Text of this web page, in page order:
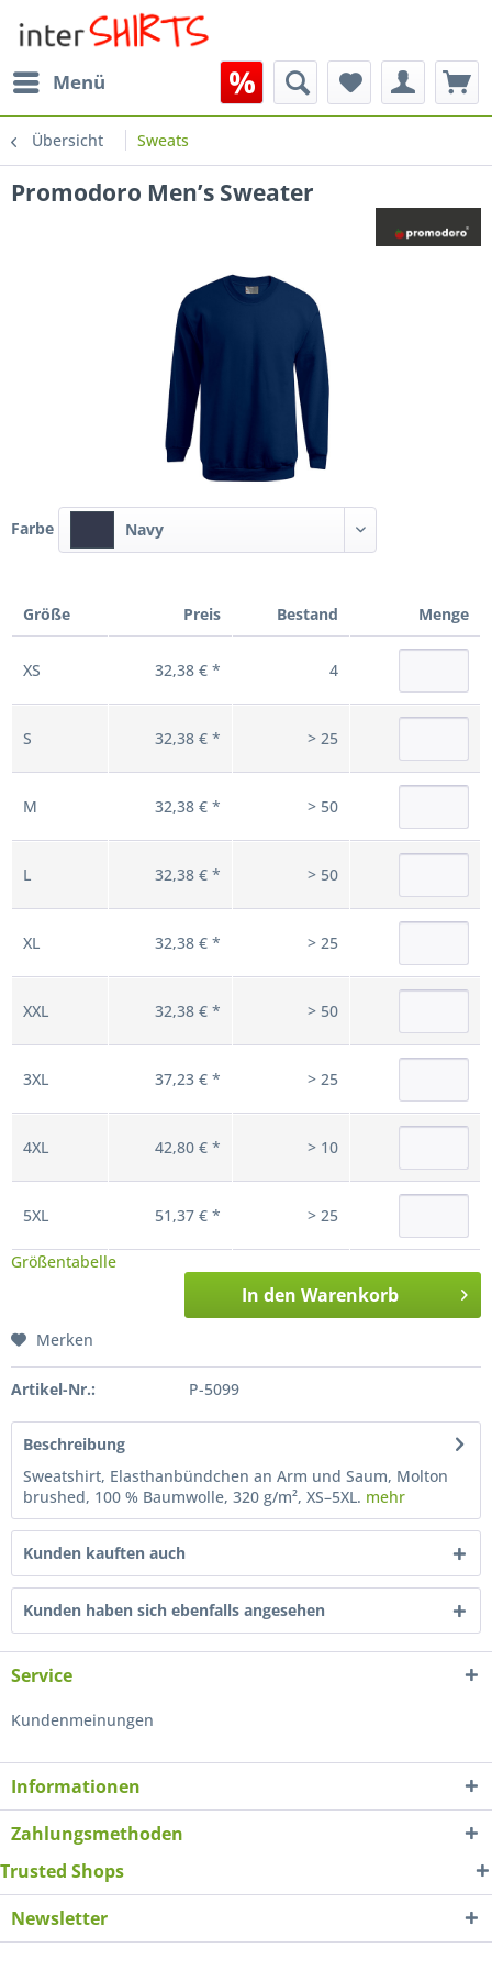
Menü
Übersicht Sweats
Promodoro Men’s Sweater
Farbe Navy
Größe Preis Bestand Menge
XS 32,38 € * 4
S 32,38 € * > 25
M 32,38 € * > 50
L 32,38 € * > 50
XL 32,38 € * > 25
XXL 32,38 € * > 50
3XL 37,23 € * > 25
4XL 42,80 € * > 10
5XL 51,37 € * > 25
Größentabelle
In den Warenkorb
Merken
Artikel-Nr.: P-5099
Beschreibung
Sweatshirt, Elasthanbündchen an Arm und Saum, Molton
brushed, 100 % Baumwolle, 320 g/m², XS–5XL. mehr
Kunden kauften auch
Kunden haben sich ebenfalls angesehen
Service
Kundenmeinungen
Informationen
Zahlungsmethoden
Trusted Shops
Newsletter